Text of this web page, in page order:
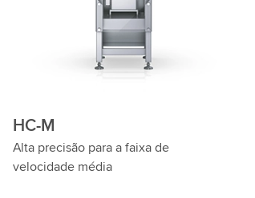
HC-M-WD
Controlador de peso para atender aos
mais altos padrões de higiene